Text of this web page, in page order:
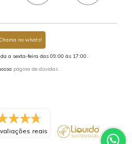
Chama no whats!
a sexta-feira das 09:00 às 17:00.
página de dúvidas.
reais